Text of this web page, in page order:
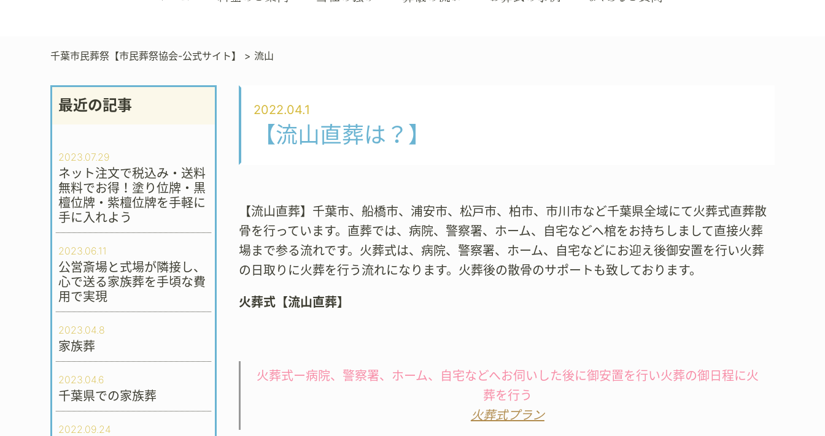
千葉市民葬祭【市民葬祭協会-公式サイト】 > 流山
最近の記事
2023.07.29
ネット注文で税込み・送料
無料でお得！塗り位牌・黒
檀位牌・紫檀位牌を手軽に
手に入れよう
2023.06.11
公営斎場と式場が隣接し、
心で送る家族葬を手頃な費
用で実現
2023.04.8
家族葬
2023.04.6
千葉県での家族葬
2022.09.24
2022.04.1
【流山直葬は？】
【流山直葬】千葉市、船橋市、浦安市、松戸市、柏市、市川市など千葉県全域にて火葬式直葬散
骨を行っています。直葬では、病院、警察署、ホーム、自宅などへ棺をお持ちしまして直接火葬
場まで参る流れです。火葬式は、病院、警察署、ホーム、自宅などにお迎え後御安置を行い火葬
の日取りに火葬を行う流れになります。火葬後の散骨のサポートも致しております。
火葬式【流山直葬】
火葬式ー病院、警察署、ホーム、自宅などへお伺いした後に御安置を行い火葬の御日程に火
葬を行う
火葬式プラン